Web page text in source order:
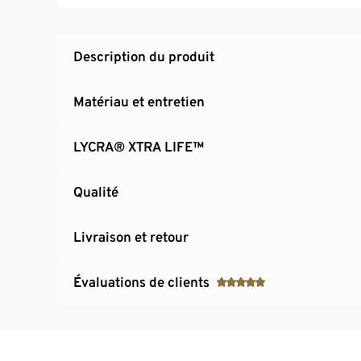
Description du produit
Matériau et entretien
LYCRA® XTRA LIFE™
Qualité
Livraison et retour
Évaluations de clients